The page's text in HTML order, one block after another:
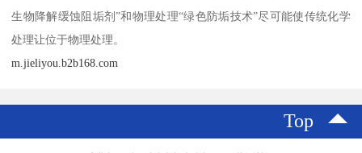
生物降解缓蚀阻垢剂”和物理处理“绿色防垢技术”尽可能使传统化学
处理让位于物理处理。
m.jieliyou.b2b168.com
Top